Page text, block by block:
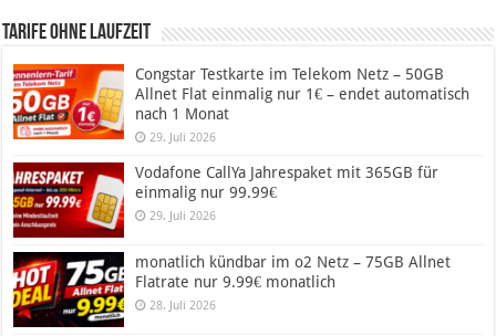
Tarife ohne Laufzeit
Congstar Testkarte im Telekom Netz – 50GB
Allnet Flat einmalig nur 1€ – endet automatisch
nach 1 Monat
29. Juli 2026
Vodafone CallYa Jahrespaket mit 365GB für
einmalig nur 99.99€
29. Juli 2026
monatlich kündbar im o2 Netz – 75GB Allnet
Flatrate nur 9.99€ monatlich
28. Juli 2026